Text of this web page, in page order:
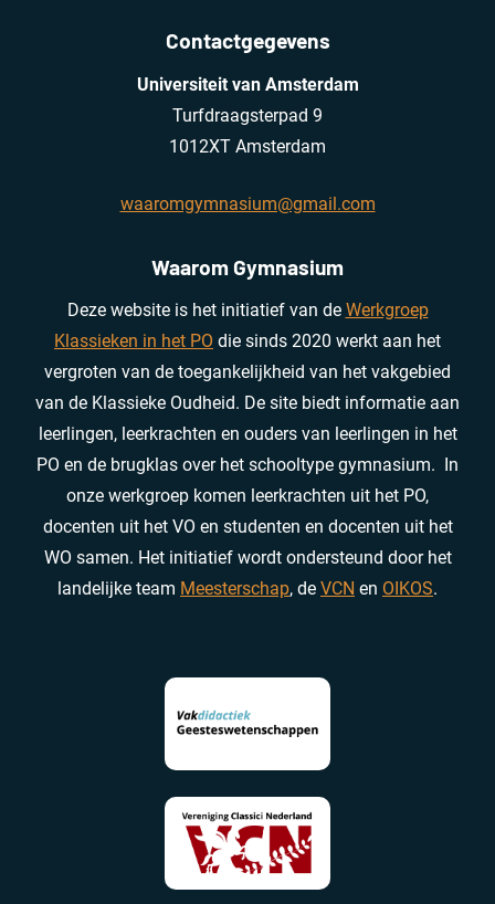
Contactgegevens
Universiteit van Amsterdam
Turfdraagsterpad 9
1012XT Amsterdam
waaromgymnasium@gmail.com
Waarom Gymnasium
Deze website is het initiatief van de Werkgroep
Klassieken in het PO die sinds 2020 werkt aan het
vergroten van de toegankelijkheid van het vakgebied
van de Klassieke Oudheid. De site biedt informatie aan
leerlingen, leerkrachten en ouders van leerlingen in het
PO en de brugklas over het schooltype gymnasium. In
onze werkgroep komen leerkrachten uit het PO,
docenten uit het VO en studenten en docenten uit het
WO samen. Het initiatief wordt ondersteund door het
landelijke team Meesterschap, de VCN en OIKOS.